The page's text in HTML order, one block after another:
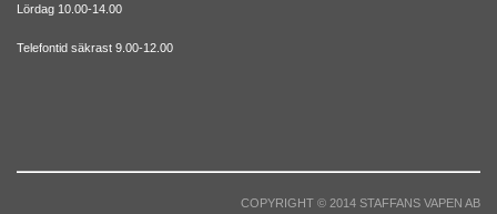
Lördag 10.00-14.00
Telefontid säkrast 9.00-12.00
COPYRIGHT © 2014 STAFFANS VAPEN AB